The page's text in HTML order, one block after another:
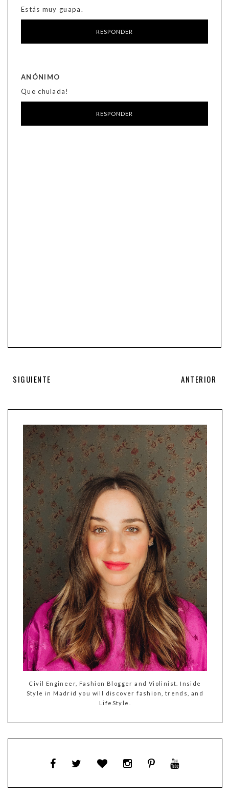
Estás muy guapa.
RESPONDER
ANÓNIMO
Que chulada!
RESPONDER
SIGUIENTE ANTERIOR
Civil Engineer, Fashion Blogger and Violinist. Inside
Style in Madrid you will discover fashion, trends, and
LifeStyle.